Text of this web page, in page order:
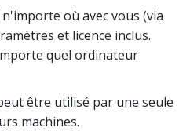
où avec vous (via
et licence inclus.
quel ordinateur
être utilisé par une seule
machines.